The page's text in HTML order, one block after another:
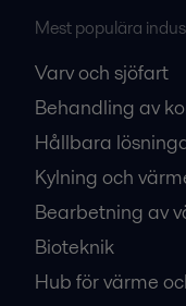
Mest populära
Varv och sjöfart
Behandling av
Hållbara
Kylning och
Bearbetning av
Bioteknik
Hub för värme